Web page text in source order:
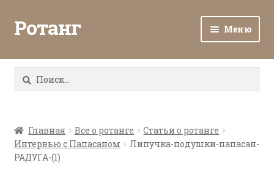
Ротанг Меню
Каталог
Все о ротанге
Найти:
Главная Все о ротанге
Статьи о ротанге
Интервью с Папасаном
Липучка-подушки-папасан-
РАДУГА-(1)